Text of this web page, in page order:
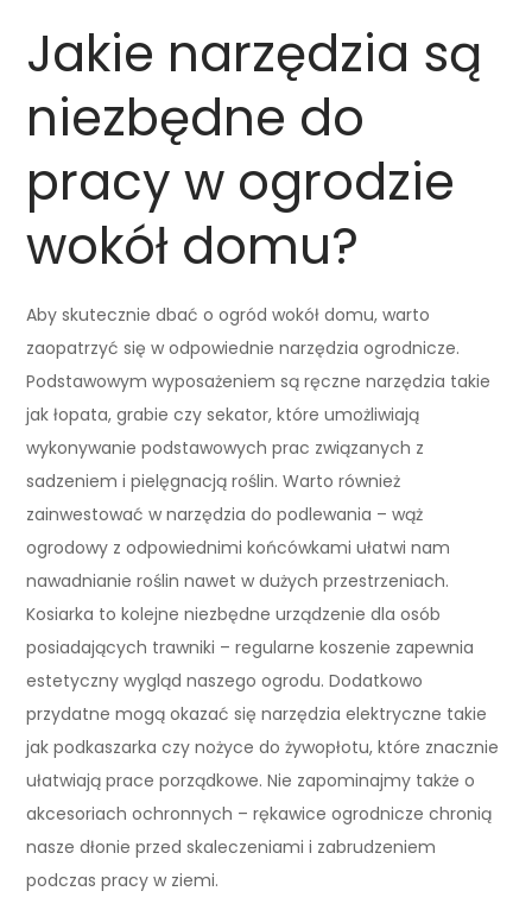
Jakie narzędzia są
niezbędne do
pracy w ogrodzie
wokół domu?
Aby skutecznie dbać o ogród wokół domu, warto
zaopatrzyć się w odpowiednie narzędzia ogrodnicze.
Podstawowym wyposażeniem są ręczne narzędzia takie
jak łopata, grabie czy sekator, które umożliwiają
wykonywanie podstawowych prac związanych z
sadzeniem i pielęgnacją roślin. Warto również
zainwestować w narzędzia do podlewania – wąż
ogrodowy z odpowiednimi końcówkami ułatwi nam
nawadnianie roślin nawet w dużych przestrzeniach.
Kosiarka to kolejne niezbędne urządzenie dla osób
posiadających trawniki – regularne koszenie zapewnia
estetyczny wygląd naszego ogrodu. Dodatkowo
przydatne mogą okazać się narzędzia elektryczne takie
jak podkaszarka czy nożyce do żywopłotu, które znacznie
ułatwiają prace porządkowe. Nie zapominajmy także o
akcesoriach ochronnych – rękawice ogrodnicze chronią
nasze dłonie przed skaleczeniami i zabrudzeniem
podczas pracy w ziemi.